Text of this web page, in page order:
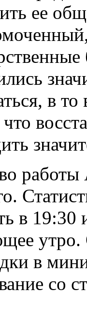
ее
в то
что
работы
в 19:30
утро.
в
со